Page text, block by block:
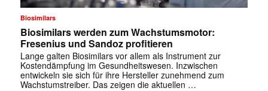
Biosimilars
Biosimilars werden zum Wachstumsmotor:
Fresenius und Sandoz profitieren
Lange galten Biosimilars vor allem als Instrument zur
Kostendämpfung im Gesundheitswesen. Inzwischen
entwickeln sie sich für ihre Hersteller zunehmend zum
Wachstumstreiber. Das zeigen die aktuellen …